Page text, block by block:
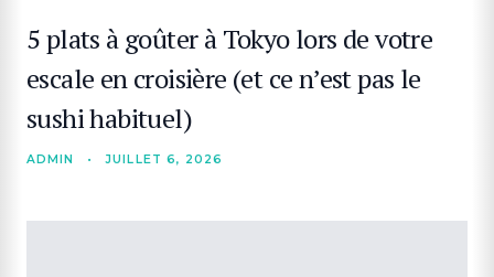
5 plats à goûter à Tokyo lors de votre
escale en croisière (et ce n’est pas le
sushi habituel)
ADMIN • JUILLET 6, 2026